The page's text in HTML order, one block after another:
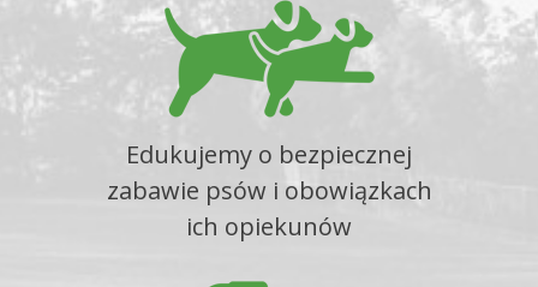
Edukujemy o bezpiecznej
zabawie psów i obowiązkach
ich opiekunów